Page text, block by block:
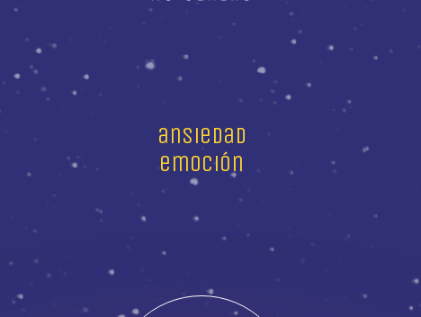
ansiedad
emoción